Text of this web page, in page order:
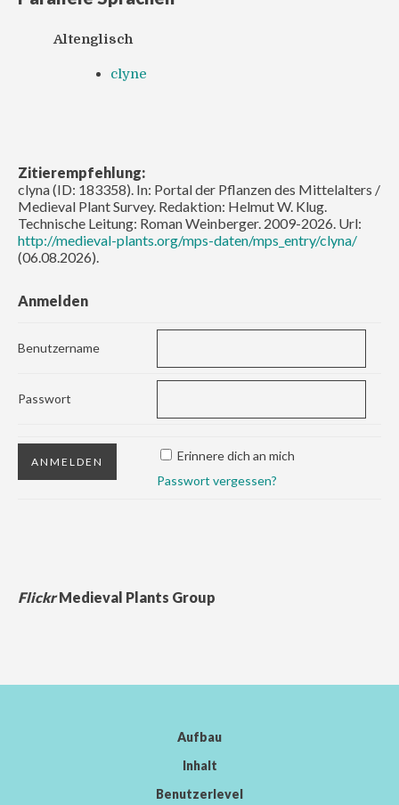
Altenglisch
clyne
Zitierempfehlung:
clyna (ID: 183358). In: Portal der Pflanzen des Mittelalters /
Medieval Plant Survey. Redaktion: Helmut W. Klug.
Technische Leitung: Roman Weinberger. 2009-2026. Url:
http://medieval-plants.org/mps-daten/mps_entry/clyna/
(06.08.2026).
Anmelden
Benutzername
Passwort
Erinnere dich an mich
Passwort vergessen?
FlickrMedieval Plants Group
Aufbau
Inhalt
Benutzerlevel